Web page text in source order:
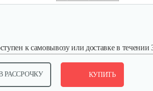
к самовывозу или доставке в
РАССРОЧКУ КУПИТЬ